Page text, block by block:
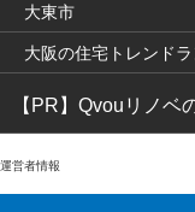
大東市
大阪の住宅トレンド
【PR】Qvouリノベ
運営者情報